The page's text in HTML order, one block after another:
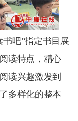
吧”指定书目展
读特点，精心
读兴趣激发到
多样化的整本